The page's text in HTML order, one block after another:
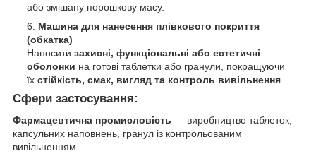
або змішану порошкову масу.
Машина для нанесення плівкового покриття
(обкатка)
Наносити захисні, функціональні або естетичні
оболонки на готові таблетки або гранули, покращуючи
їх стійкість, смак, вигляд та контроль вивільнення
Сфери застосування:
Фармацевтична промисловість — виробництво таблеток,
капсульних наповнень, гранул із контрольованим
вивільненням.